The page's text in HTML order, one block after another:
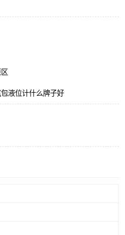
液位计什么牌子好